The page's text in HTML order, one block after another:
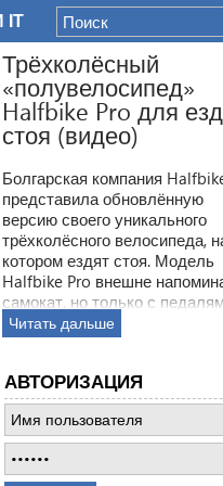
Трёхколёсный
«полувелосипед»
Halfbike Pro для
стоя (видео)
Болгарская компания
представила обновлённую
версию своего уникального
трёхколёсного велосипеда,
котором ездят стоя. Модель
Halfbike Pro внешне
самокат, но только с
Читать дальше
АВТОРИЗАЦИЯ
IT